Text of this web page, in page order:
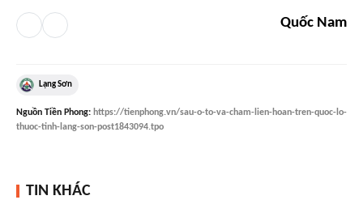
Quốc Nam
Lạng Sơn
Nguồn Tiền Phong: https://tienphong.vn/sau-o-to-va-cham-lien-hoan-tren-quoc-lo-
thuoc-tinh-lang-son-post1843094.tpo
TIN KHÁC